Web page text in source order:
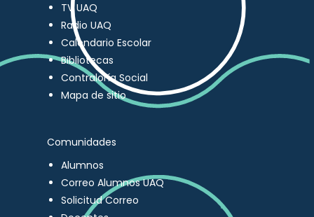
TV UAQ
Radio UAQ
Calendario Escolar
Bibliotecas
Contraloría Social
Mapa de sitio
Comunidades
Alumnos
Correo Alumnos UAQ
Solicitud Correo